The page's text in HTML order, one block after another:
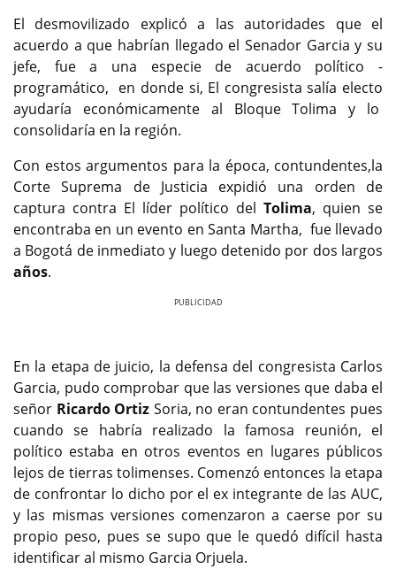
El desmovilizado explicó a las autoridades que el
acuerdo a que habrían llegado el Senador Garcia y su
jefe, fue a una especie de acuerdo político -
programático, en donde si, El congresista salía electo
ayudaría económicamente al Bloque Tolima y lo
consolidaría en la región.
Con estos argumentos para la época, contundentes,la
Corte Suprema de Justicia expidió una orden de
captura contra El líder político del Tolima, quien se
encontraba en un evento en Santa Martha, fue llevado
a Bogotá de inmediato y luego detenido por dos largos
años.
En la etapa de juicio, la defensa del congresista Carlos
Garcia, pudo comprobar que las versiones que daba el
señor Ricardo Ortiz Soria, no eran contundentes pues
cuando se habría realizado la famosa reunión, el
político estaba en otros eventos en lugares públicos
lejos de tierras tolimenses. Comenzó entonces la etapa
de confrontar lo dicho por el ex integrante de las AUC,
y las mismas versiones comenzaron a caerse por su
propio peso, pues se supo que le quedó difícil hasta
identificar al mismo Garcia Orjuela.